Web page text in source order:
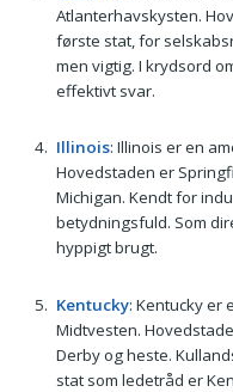
Atlanterhavskysten.
første stat, for
men vigtig. I krydsord
effektivt svar.
Illinois: Illinois er en
Hovedstaden er
Michigan. Kendt for
betydningsfuld. Som
hyppigt brugt.
Kentucky: Kentucky er
Midtvesten.
Derby og heste.
stat som ledetråd er